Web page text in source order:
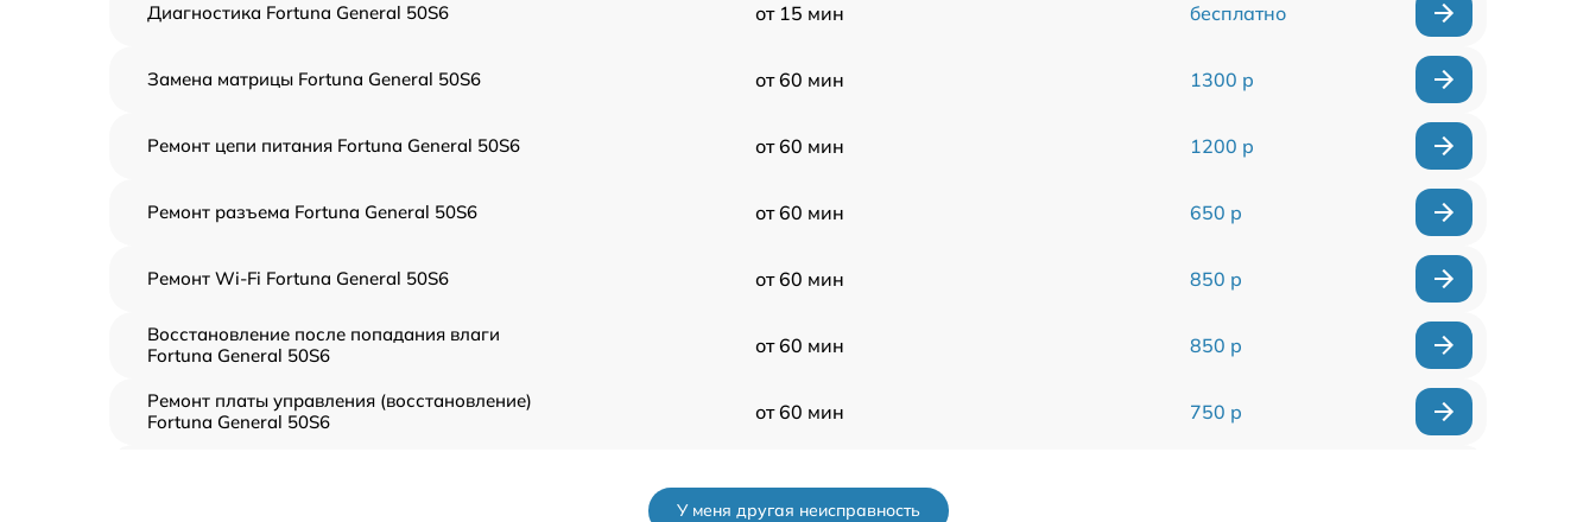
Диагностика Fortuna General 50S6 от 15 мин бесплатно
Замена матрицы Fortuna General 50S6 от 60 мин 1300 р
Ремонт цепи питания Fortuna General 50S6 от 60 мин 1200 р
Ремонт разъема Fortuna General 50S6 от 60 мин 650 р
Ремонт Wi-Fi Fortuna General 50S6 от 60 мин 850 р
Восстановление после попадания влаги
Fortuna General 50S6
от 60 мин 850 р
Ремонт платы управления (восстановление)
Fortuna General 50S6
от 60 мин 750 р
У меня другая неисправность